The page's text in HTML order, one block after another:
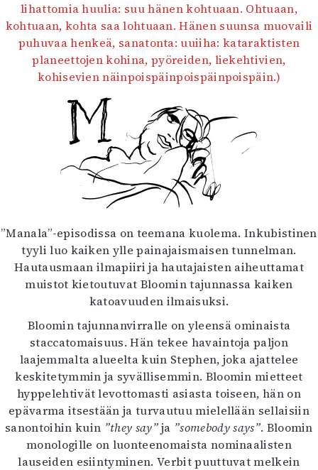
lihattomia huulia: suu hänen kohtuaan. Ohtuaan,
kohtuaan, kohta saa lohtuaan. Hänen suunsa muovaili
puhuvaa henkeä, sanatonta: uuiiha: kataraktisten
planeettojen kohina, pyöreiden, liekehtivien,
kohisevien näinpoispäinpoispäinpoispäin.)
”Manala”-episodissa on teemana kuolema. Inkubistinen
tyyli luo kaiken ylle painajaismaisen tunnelman.
Hautausmaan ilmapiiri ja hautajaisten aiheuttamat
muistot kietoutuvat Bloomin tajunnassa kaiken
katoavuuden ilmaisuksi.
Bloomin tajunnanvirralle on yleensä ominaista
staccatomaisuus. Hän tekee havaintoja paljon
laajemmalta alueelta kuin Stephen, joka ajattelee
keskitetymmin ja syvällisemmin. Bloomin mietteet
hyppelehtivät levottomasti asiasta toiseen, hän on
epävarma itsestään ja turvautuu mielellään sellaisiin
sanontoihin kuin ”they say”ja ”somebody says”. Bloomin
monologille on luonteenomaista nominaalisten
lauseiden esiintyminen. Verbit puuttuvat melkein